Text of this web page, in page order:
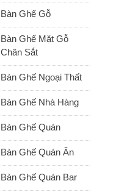
Bàn Ghế Gỗ
Bàn Ghế Mặt Gỗ
Chân Sắt
Bàn Ghế Ngoại Thất
Bàn Ghế Nhà Hàng
Bàn Ghế Quán
Bàn Ghế Quán Ăn
Bàn Ghế Quán Bar